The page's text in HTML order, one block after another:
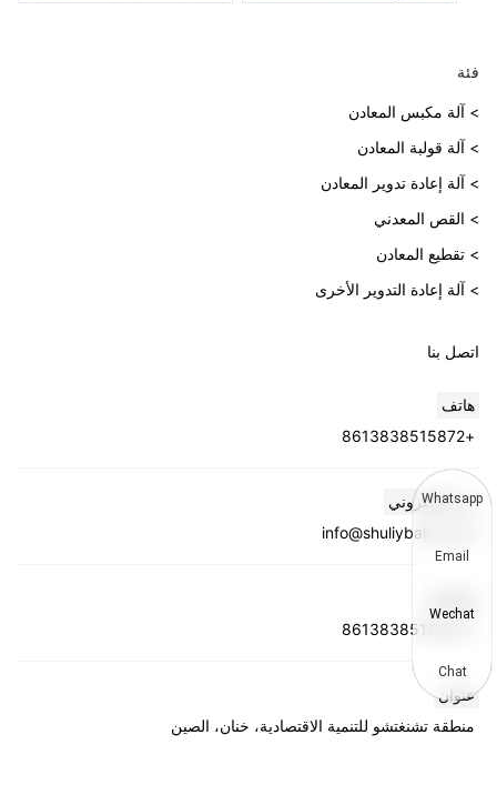
فئة
> آلة مكبس المعادن
> آلة قولبة المعادن
> آلة إعادة تدوير المعادن
> القص المعدني
> تقطيع المعادن
> آلة إعادة التدوير الأخرى
اتصل بنا
هاتف
+8613838515872
بريد إلكتروني
info@shuliybaler.com
عنوان
منطقة تشنغتشو للتنمية الاقتصادية، خنان، الصين
Whatsapp
Email
Wechat
Chat